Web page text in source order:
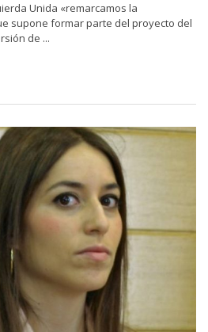
Unida «remarcamos la
supone formar parte del proyecto del
de ...